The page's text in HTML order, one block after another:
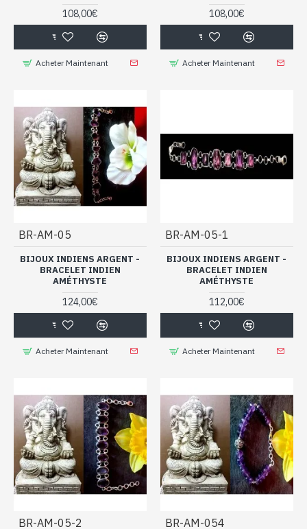
Vous pourrez les assortir avec nos autres
améthyste . Vous ferez dans notre
boutique indienne
votre shopping en toute quiétude, en profitant de nos prix
des bijoux remplis de charme qui vous raviront à coup sûr.
Grand choix de bracelets indiens en
argent massif et améthyste, artisanat
de l'inde à saisir
108,00€
Acheter Maintenant
108,00€
Acheter Maintenant
BR-AM-05
BIJOUX INDIENS ARGENT -
BRACELET INDIEN
AMÉTHYSTE
124,00€
Acheter Maintenant
BR-AM-05-1
BIJOUX INDIENS ARGENT -
BRACELET INDIEN
AMÉTHYSTE
112,00€
Acheter Maintenant
BR-AM-05-2 BR-AM-054